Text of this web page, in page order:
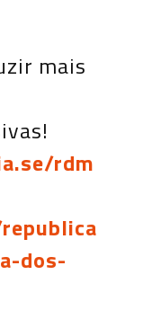
mais
rdm
dos-